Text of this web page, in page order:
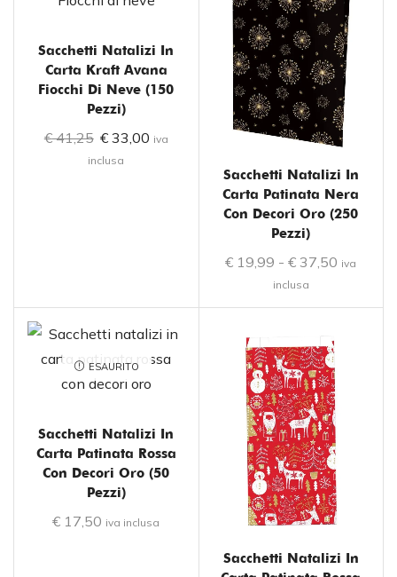
Sacchetti Natalizi In
Carta Kraft Avana
Fiocchi Di Neve (150
Pezzi)
€41,25 €33,00 iva
inclusa
Sacchetti Natalizi In
Carta Patinata Nera
Con Decori Oro (250
Pezzi)
€ 19,99 - € 37,50 iva
inclusa
ESAURITO
Sacchetti Natalizi In
Carta Patinata Rossa
Con Decori Oro (50
Pezzi)
€ 17,50 iva inclusa
Sacchetti Natalizi In